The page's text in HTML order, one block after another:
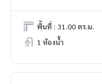
พื้นที่ : 31.00 ตร.ม.
1 ห้องน้ำ